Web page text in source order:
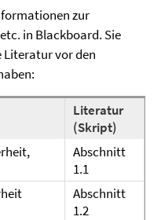
zur
in Blackboard. Sie
Literatur vor den
Literatur
(Skript)
Abschnitt
1.1
Abschnitt
1.2